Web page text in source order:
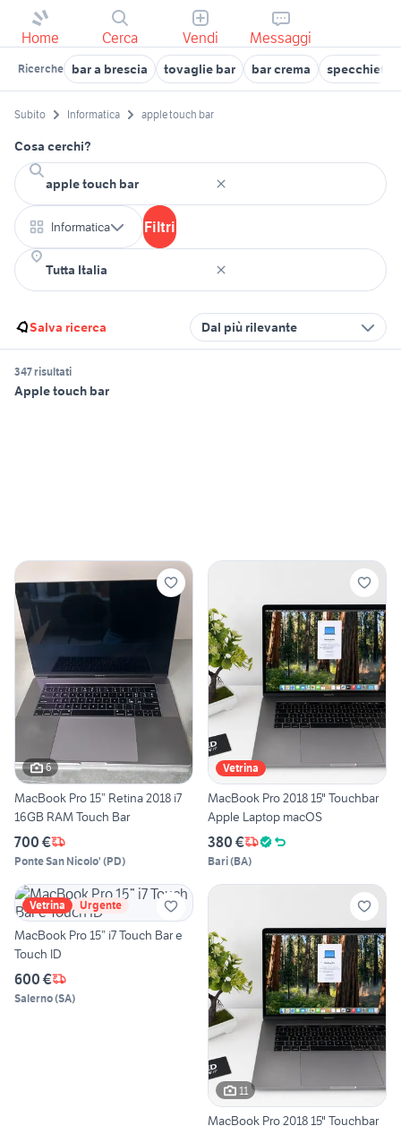
Home Cerca Vendi Messaggi
Ricerche bar a brescia tovaglie bar bar crema specchietti
Subito Informatica apple touch bar
Cosa cerchi?
Informatica Filtri
Salva ricerca Dal più rilevante
347 risultati
Apple touch bar
6
MacBook Pro 15” Retina 2018 i7
16GB RAM Touch Bar
700 €
Ponte San Nicolo' (PD)
Vetrina
MacBook Pro 2018 15" Touchbar
Apple Laptop macOS
380 €
Bari(BA)
Vetrina Urgente
MacBook Pro 15” i7 Touch Bar e
Touch ID
600 €
Salerno(SA)
11
MacBook Pro 2018 15" Touchbar